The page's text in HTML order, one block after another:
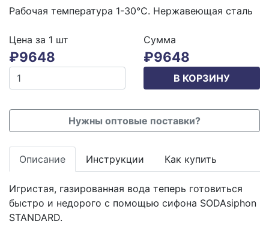
Рабочая температура 1-30°C. Нержавеющая сталь
Цена за 1 шт
₽9648
Сумма
₽9648
В КОРЗИНУ
Нужны оптовые поставки?
Описание Инструкции Как купить
Игристая, газированная вода теперь готовиться
быстро и недорого с помощью сифона SODAsiphon
STANDARD.